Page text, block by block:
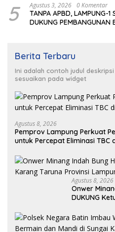
5 Agustus 3, 2026 0 Komentar
TANPA APBD, LAMPUNG-1
DUKUNG PEMBANGUNAN
Berita Terbaru
Ini adalah contoh judul
sesuaikan pada widget
Agustus 8, 2026
Pemprov Lampung Perkuat
untuk Percepat Eliminasi TBC
Agustus 8, 2026
Onwer
DUKUNG Ketua Karang Taruna Provinsi